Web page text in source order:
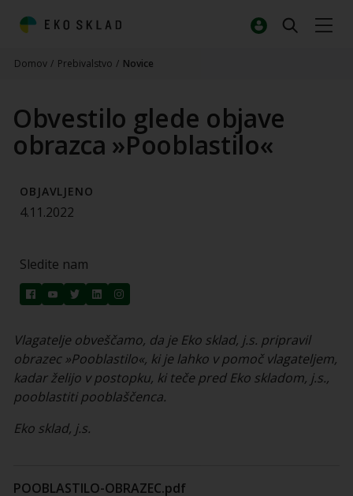
Domov / Prebivalstvo / Novice
Obvestilo glede objave
obrazca »Pooblastilo«
OBJAVLJENO
4.11.2022
Sledite nam
Vlagatelje obveščamo, da je Eko sklad, j.s. pripravil
obrazec »Pooblastilo«, ki je lahko v pomoč vlagateljem,
kadar želijo v postopku, ki teče pred Eko skladom, j.s.,
pooblastiti pooblaščenca.
Eko sklad, j.s.
POOBLASTILO-OBRAZEC.pdf